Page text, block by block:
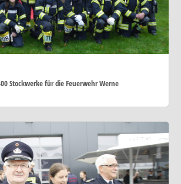
Stockwerke für die Feuerwehr Werne